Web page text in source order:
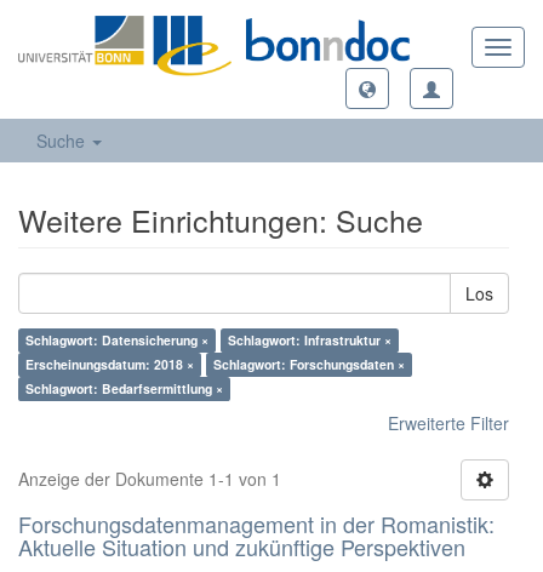
Suche
Weitere Einrichtungen: Suche
Los
Schlagwort: Datensicherung ×
Schlagwort: Infrastruktur ×
Erscheinungsdatum: 2018 ×
Schlagwort: Forschungsdaten ×
Schlagwort: Bedarfsermittlung ×
Erweiterte Filter
Anzeige der Dokumente 1-1 von 1
Forschungsdatenmanagement in der Romanistik:
Aktuelle Situation und zukünftige Perspektiven